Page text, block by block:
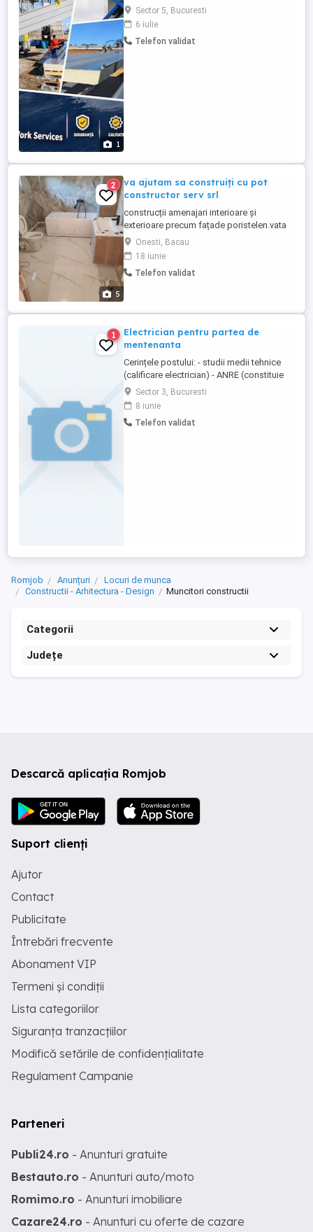
1
SANDWICH PENTRU STRAINATATE
Cautam personal pentru santiere in Europa
pentru montajul de panouri sanwich,
fatade ventilate, pereti cortina. In
Sector 5, Bucuresti
6 iulie
Telefon validat
5
2
va ajutam sa construiți cu pot
constructor serv srl
construcții amenajari interioare și
exterioare precum fațade poristelen.vata
vata bazaltica decorative gresie faianță
instalați sanitare centrale
Onesti, Bacau
18 iunie
Telefon validat
1
Electrician pentru partea de
mentenanta
Cerințele postului: - studii medii tehnice
(calificare electrician) - ANRE (constituie
avantaj) - experienta in domeniul
mentenantei pe partea de electrice -
cunoștințe solide privind funcționarea
instalațiilor electrice - abilități de
Sector 3, Bucuresti
8 iunie
Telefon validat
Romjob Anunțuri
Locuri de munca
Constructii - Arhitectura - Design
Muncitori constructii
Categorii
Județe
Descarcă aplicația Romjob
Suport clienți
Ajutor
Contact
Publicitate
Întrebări frecvente
Abonament VIP
Termeni și condiții
Lista categoriilor
Siguranța tranzacțiilor
Modifică setările de confidențialitate
Regulament Campanie
Parteneri
Publi24.ro - Anunturi gratuite
Bestauto.ro - Anunturi auto/moto
Romimo.ro - Anunturi imobiliare
Cazare24.ro - Anunturi cu oferte de cazare